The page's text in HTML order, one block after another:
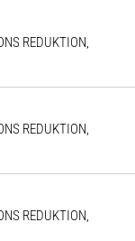
REDUKTION,
REDUKTION,
REDUKTION,